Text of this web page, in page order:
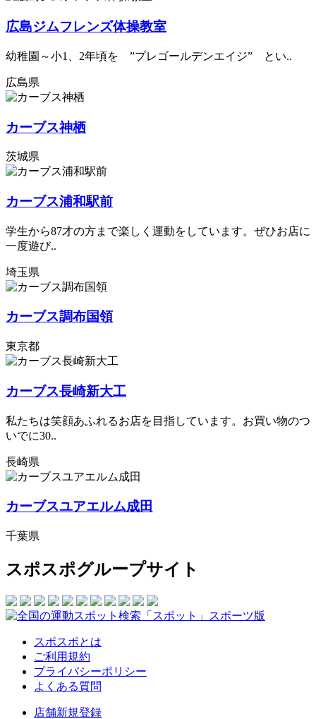
広島ジムフレンズ体操教室
幼稚園～小1、2年頃を ”プレゴールデンエイジ” とい..
広島県
カーブス神栖
茨城県
カーブス浦和駅前
学生から87才の方まで楽しく運動をしています。ぜひお店に
一度遊び..
埼玉県
カーブス調布国領
東京都
カーブス長崎新大工
私たちは笑顔あふれるお店を目指しています。お買い物のつ
いでに30..
長崎県
カーブスユアエルム成田
千葉県
スポスポグループサイト
スポスポとは
ご利用規約
プライバシーポリシー
よくある質問
店舗新規登録